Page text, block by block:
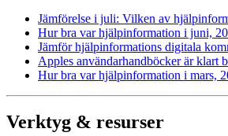
Jämförelse i juli: Vilken av
Hur bra var hjälpinformation i juni,
Jämför hjälpinformations digitala
Apples användarhandböcker är klart
Hur bra var hjälpinformation i mars,
Verktyg & resurser